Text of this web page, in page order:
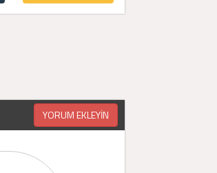
YORUM EKLEYİN